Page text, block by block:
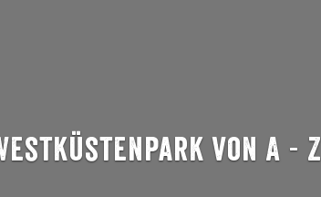
von A - Z